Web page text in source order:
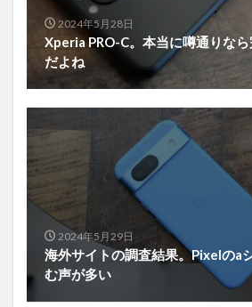
2024年5月28日
Xperia PRO-C。本当に噂通りな
だよね
2024年5月29日
海外サイトの調査結果。Pixelのa
む声が多い